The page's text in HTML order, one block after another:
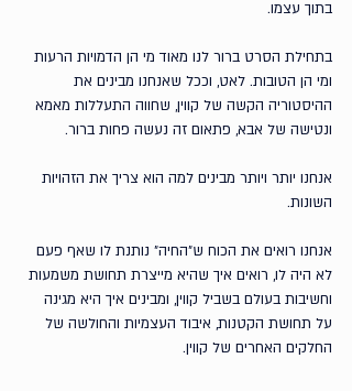
בתוך עצמו.
בתחילת הסרט ברור לנו מאוד מי הן הדמויות הרעות
ומי הן הטובות. לאט, וככל שאנחנו מבינים את
ההיסטוריה הקשה של קווין, שחווה התעללות מאמא
ונטישה של אבא, פתאום זה נעשה פחות ברור.
אנחנו יותר ויותר מבינים למה הוא צריך את הזהויות
השונות.
אנחנו רואים את הכוח ש״החיה״ נותנת לו שאף פעם
לא היה לו, רואים איך שהיא מייצרת תחושת משמעות
וחשיבות בעולם בשביל קווין, ומבינים איך היא מגינה
על תחושת הקטנות, איבוד העצמיות והחולשה של
החלקים האחרים של קווין.